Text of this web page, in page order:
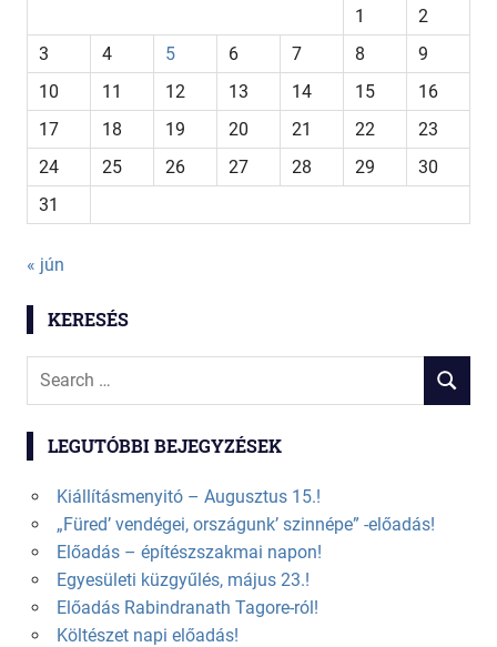
1
2
3
4 5 6 7 8
9
10
11 12 13 14 15
16
17
18 19 20 21 22
23
24
25 26 27 28 29
30
31
« jún
KERESÉS
Search
SEARCH
LEGUTÓBBI BEJEGYZÉSEK
Kiállításmenyitó – Augusztus 15.!
„Füred’ vendégei, országunk’ szinnépe” -előadás!
Előadás – építészszakmai napon!
Egyesületi küzgyűlés, május 23.!
Előadás Rabindranath Tagore-ról!
Költészet napi előadás!